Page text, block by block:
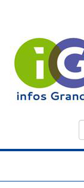
content